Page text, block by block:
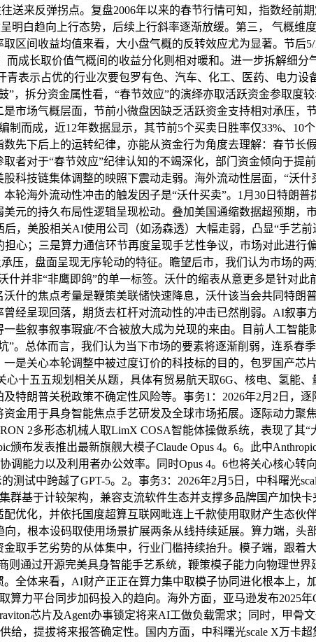
送来反弹拐点。复盘2006年以来的春节行情可知，指数经前
明白趋向上行态势，后续上行斜率逐渐放缓。第三， 气概维
区间收益均值来看，大小盘气概的反转效应尤为显著。节后
而成长取价值气概间的收益分化则相对暖和。进一步拆解细
表示占优的行业次要包罗有色、汽车、化工、医药、电力设
，拆分资金属性看，“春节效应”的演绎亦取活跃资金参取度
市场气概层面，节前小微盘因缺乏活跃资金支持相对承压，
而成，近12年数据显示，其节前5个买卖日胜率仅33%、10
先下后上的运转纪律，亦能从资金行为角度去理解：春节长
者对于“春节效应”纪律认知的不竭深化，部门资金倾向于提
科技链集体调整的映照下震动走弱。海外流动性层面，“沃
轮海外流动性冲击的触发因子是“沃什买卖”。1月30日特朗
元的持久布局性逻辑呈现松动。叠加美国通缩数据超预期，
，美股相关AI使用公司（如汤森透）大幅走弱，凸显“手艺
心；三是算力通信环节再度呈现手艺性争议，市场对此进行
压，盘面呈现无序轮动的特征。瞻望后市，我们认为市场的
并非“非鹰即鸽”的单一标签。沃什的缩表从意更多是针对
什的焦点考量是鞭策美联储快速降息，沃什该当会共同特朗
经呈现回落，期货去杠杆对流动性的冲击已然削弱。AI叙事
些叙事叙事瑕疵/不合被放大成为兑现的来由。目前人工智
。总体而言，我们认为当下市场的要素将逐渐削弱，连系春
是关心本轮调整中被过度订价的科技标的目的，包罗国产芯
十五五规划相关从题，具体有贸易航天取6G、核电、氢能
特朗普关税政策不确定性风险等。事务1：2026年2月2日，
金用于具身智能焦点手艺研发及全球市场拓展。逐际动力聚
2多形态机械人取LimX COSA智能体操做系统，表现了其
布发表推出最新旗舰大模子Claude Opus 4。6。此中
能力以及利用者办公效率。同时Opus 4。6也将关心核心转
试中跨越了GPT-5。2。事务3：2026年2月5日，中科曙光
基于计较架构，兼容支流软件生态并支撑多品牌国产加快
优化，并依托国度超算互联网毗连上千款使用取财产生态伙
，根本设码取使用场景扩展两条从线持续延展。算力端，
取手艺劣势的从体集中，行业门槛持续抬升。模子端，跟着
通过开源完美具身智能手艺系统，鞭策模子能力向物理世
全体来看，AI财产正正在算力集中取模子协同进化根本上，
力平台同步加码投入的趋向。海外方面，亚马逊发布2025
芯片及Agent办事锁定将来AI工做负载需求；同时，甲骨
，提拔将来报答确定性。国内方面，中科曙光scale X万卡